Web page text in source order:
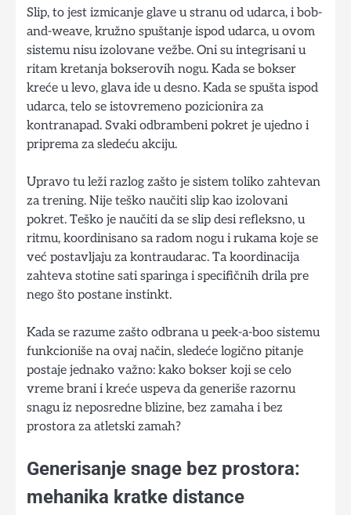
Slip, to jest izmicanje glave u stranu od udarca, i bob-
and-weave, kružno spuštanje ispod udarca, u ovom
sistemu nisu izolovane vežbe. Oni su integrisani u
ritam kretanja bokserovih nogu. Kada se bokser
kreće u levo, glava ide u desno. Kada se spušta ispod
udarca, telo se istovremeno pozicionira za
kontranapad. Svaki odbrambeni pokret je ujedno i
priprema za sledeću akciju.
Upravo tu leži razlog zašto je sistem toliko zahtevan
za trening. Nije teško naučiti slip kao izolovani
pokret. Teško je naučiti da se slip desi refleksno, u
ritmu, koordinisano sa radom nogu i rukama koje se
već postavljaju za kontraudarac. Ta koordinacija
zahteva stotine sati sparinga i specifičnih drila pre
nego što postane instinkt.
Kada se razume zašto odbrana u peek-a-boo sistemu
funkcioniše na ovaj način, sledeće logično pitanje
postaje jednako važno: kako bokser koji se celo
vreme brani i kreće uspeva da generiše razornu
snagu iz neposredne blizine, bez zamaha i bez
prostora za atletski zamah?
Generisanje snage bez prostora:
mehanika kratke distance